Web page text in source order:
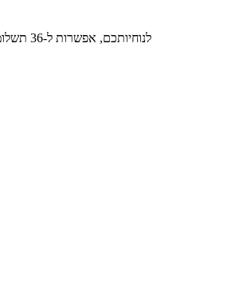
לנוחיותכם, אפשרות ל-36 תשלומים ללא תפיסת מסגרת אשראי תמורת תשלום ריבית שנתית